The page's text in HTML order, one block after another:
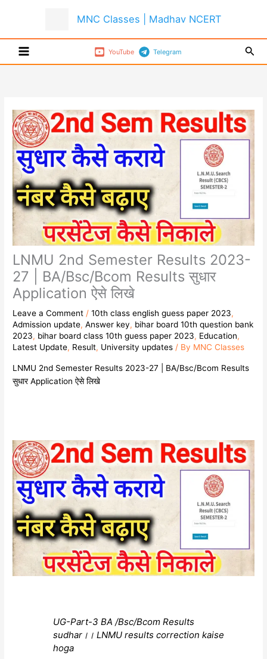
MNC Classes | Madhav NCERT
YouTube Telegram
LNMU 2nd Semester Results 2023-
27 | BA/Bsc/Bcom Results सुधार
Application ऐसे लिखे
Leave a Comment /10th class english guess paper 2023,
Admission update,Answer key, bihar board 10th question bank
2023, bihar board class 10th guess paper 2023, Education,
Latest Update, Result, University updates / By MNC Classes
LNMU 2nd Semester Results 2023-27 | BA/Bsc/Bcom Results
सुधार Application ऐसे लिखे
UG-Part-3 BA /Bsc/Bcom Results
sudhar।। LNMU results correction kaise
hoga